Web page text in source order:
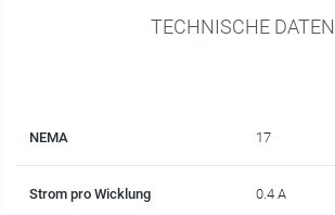
TECHNISCHE DATEN
NEMA 17
Strom pro Wicklung 0.4 A